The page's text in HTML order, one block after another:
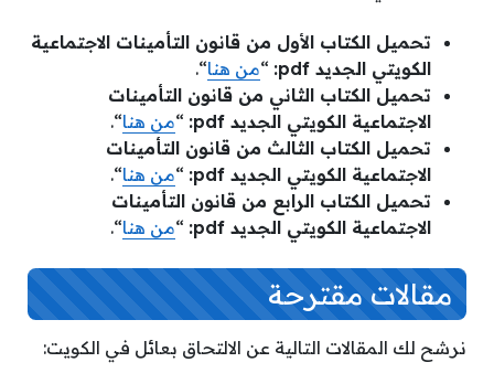
تحميل الكتاب الأول من قانون التأمينات الاجتماعية
الكويتي الجديد pdf:
“من هنا“.
تحميل الكتاب الثاني من قانون التأمينات
الاجتماعية الكويتي الجديد pdf:
“من هنا“.
تحميل الكتاب الثالث من قانون التأمينات
الاجتماعية الكويتي الجديد pdf:
“من هنا“.
تحميل الكتاب الرابع من قانون التأمينات
الاجتماعية الكويتي الجديد pdf:
“من هنا“.
مقالات مقترحة
نرشح لك المقالات التالية عن الالتحاق بعائل في الكويت: